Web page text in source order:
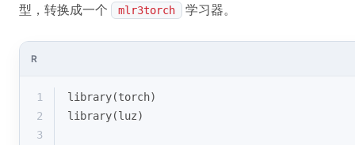
型，转换成一个 mlr3torch 学习器。
R
1
library(torch)
2
library(luz)
3